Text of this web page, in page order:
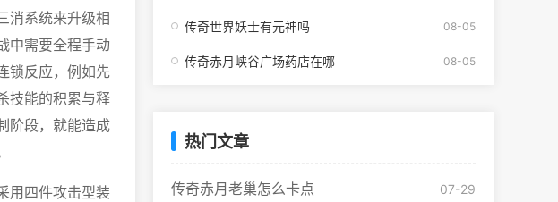
消系统来升级相
中需要全程手动
锁反应，例如先
技能的积累与释
阶段，就能造成
用四件攻击型装
传奇世界妖士有元神吗 08-05
传奇赤月峡谷广场药店在哪 08-05
热门文章
传奇赤月老巢怎么卡点 07-29